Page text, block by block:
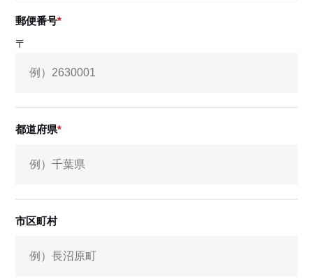
郵便番号
〒
都道府県
市区町村